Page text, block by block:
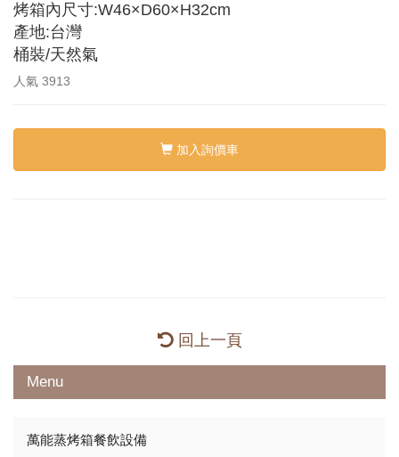
烤箱內尺寸:W46×D60×H32cm
產地:台灣
桶裝/天然氣
人氣 3913
加入詢價車
回上一頁
Menu
萬能蒸烤箱餐飲設備